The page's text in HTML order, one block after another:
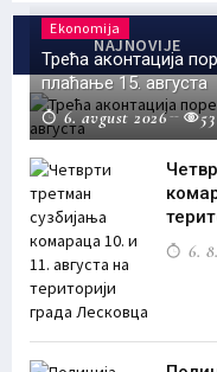
NAJNOVIJE
Ekonomija
Трећа аконтација
плаћање 15. августа
6. avgust 2026
6.